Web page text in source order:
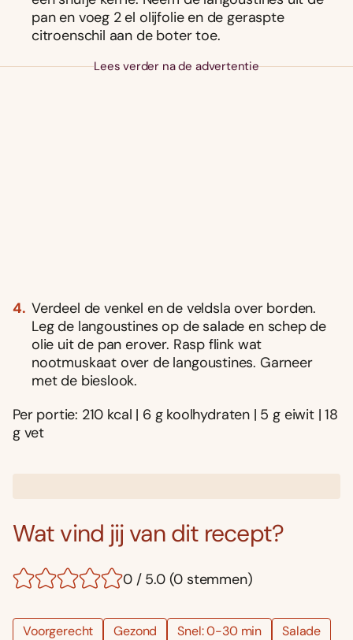
pan en voeg 2 el olijfolie en de geraspte
citroenschil aan de boter toe.
Lees verder na de advertentie
Verdeel de venkel en de veldsla over borden.
Leg de langoustines op de salade en schep de
olie uit de pan erover. Rasp flink wat
nootmuskaat over de langoustines. Garneer
met de bieslook.
Per portie: 210 kcal | 6 g koolhydraten | 5 g eiwit | 18
g vet
Wat vind jij van dit recept?
0 / 5.0 (0 stemmen)
Voorgerecht Gezond Snel: 0-30 min Salade